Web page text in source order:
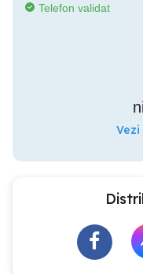
Telefon validat